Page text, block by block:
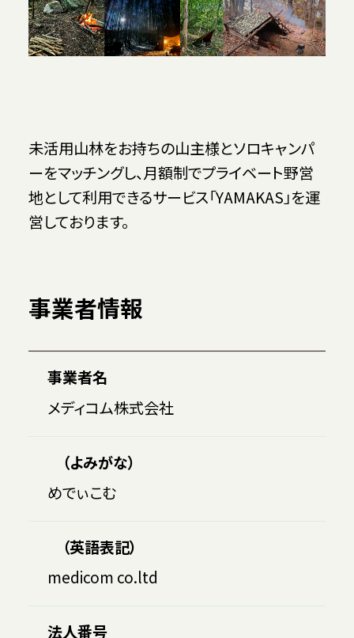
未活用山林をお持ちの山主様とソロキャンパ
ーをマッチングし、月額制でプライベート野営
地として利用できるサービス「YAMAKAS」を運
営しております。
事業者情報
事業者名
メディコム株式会社
（よみがな）
めでぃこむ
（英語表記）
medicom co.ltd
法人番号